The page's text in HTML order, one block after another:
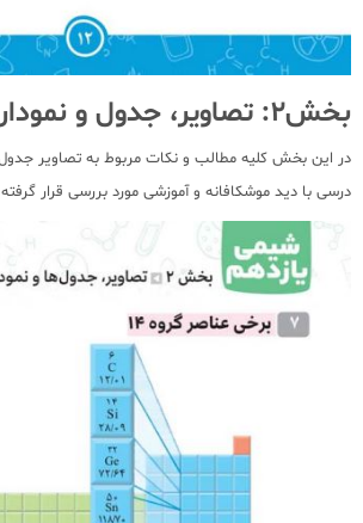
بخش2: تصاویر، جدول و نمودارها
در این بخش کلیه مطالب و نکات مربوط به تصاویر
درسی با دید موشکافانه و آموزشی مورد بررسی قرار